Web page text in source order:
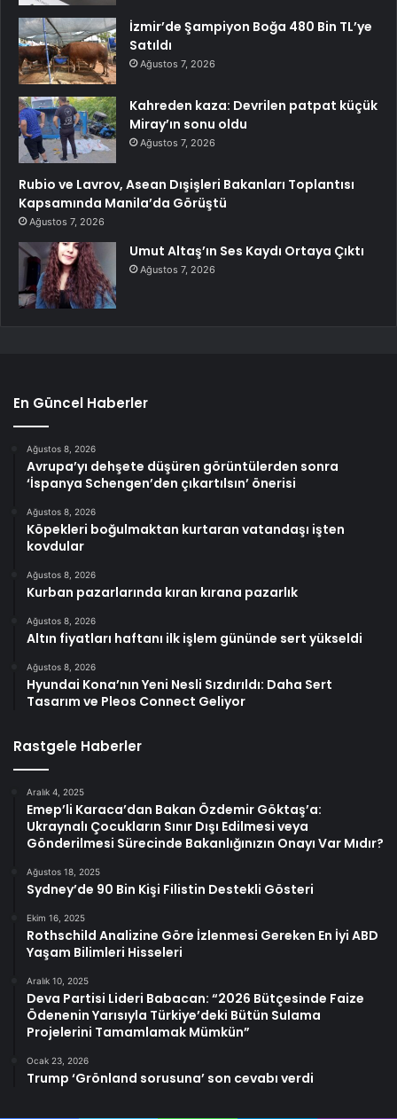
İzmir’de Şampiyon Boğa 480 Bin TL’ye
Satıldı
Ağustos 7, 2026
Kahreden kaza: Devrilen patpat küçük
Miray’ın sonu oldu
Ağustos 7, 2026
Rubio ve Lavrov, Asean Dışişleri Bakanları Toplantısı
Kapsamında Manila’da Görüştü
Ağustos 7, 2026
Umut Altaş’ın Ses Kaydı Ortaya Çıktı
Ağustos 7, 2026
En Güncel Haberler
Ağustos 8, 2026
Avrupa’yı dehşete düşüren görüntülerden sonra
‘İspanya Schengen’den çıkartılsın’ önerisi
Ağustos 8, 2026
Köpekleri boğulmaktan kurtaran vatandaşı işten
kovdular
Ağustos 8, 2026
Kurban pazarlarında kıran kırana pazarlık
Ağustos 8, 2026
Altın fiyatları haftanı ilk işlem gününde sert yükseldi
Ağustos 8, 2026
Hyundai Kona’nın Yeni Nesli Sızdırıldı: Daha Sert
Tasarım ve Pleos Connect Geliyor
Rastgele Haberler
Aralık 4, 2025
Emep’li Karaca’dan Bakan Özdemir Göktaş’a:
Ukraynalı Çocukların Sınır Dışı Edilmesi veya
Gönderilmesi Sürecinde Bakanlığınızın Onayı Var Mıdır?
Ağustos 18, 2025
Sydney’de 90 Bin Kişi Filistin Destekli Gösteri
Ekim 16, 2025
Rothschild Analizine Göre İzlenmesi Gereken En İyi ABD
Yaşam Bilimleri Hisseleri
Aralık 10, 2025
Deva Partisi Lideri Babacan: “2026 Bütçesinde Faize
Ödenenin Yarısıyla Türkiye’deki Bütün Sulama
Projelerini Tamamlamak Mümkün”
Ocak 23, 2026
Trump ‘Grönland sorusuna’ son cevabı verdi